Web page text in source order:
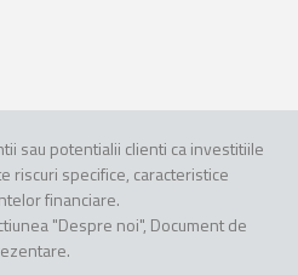
sau potentialii clienti ca investitiile
riscuri specifice, caracteristice
financiare.
"Despre noi", Document de